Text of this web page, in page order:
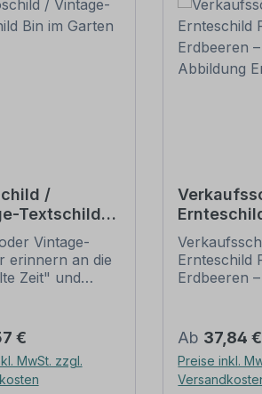
/
Textschild
Vintage-
erinnern an die
Zeit" und
Sind
im Original
und häufig
Preise
Preis:
€
MwSt. zzgl.
Erdbeeren
Abbildung
Ernteschild
Erdbeeren
Verkauf von
an
Obstladen
Regulärer
Ab 37,84 €
Preise inkl.